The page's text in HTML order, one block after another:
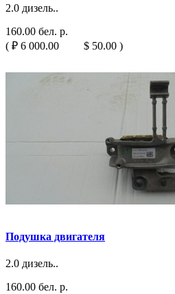
2.0 дизель..
160.00 бел. р.
( ₽ 6 000.00 $ 50.00 )
Подушка двигателя
2.0 дизель..
160.00 бел. р.